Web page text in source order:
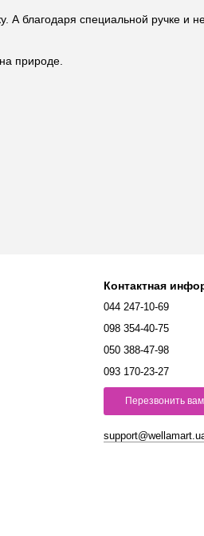
А благодаря специальной ручке и
природе.
Контактная
044 247-10-69
098 354-40-75
050 388-47-98
093 170-23-27
Перезвонить